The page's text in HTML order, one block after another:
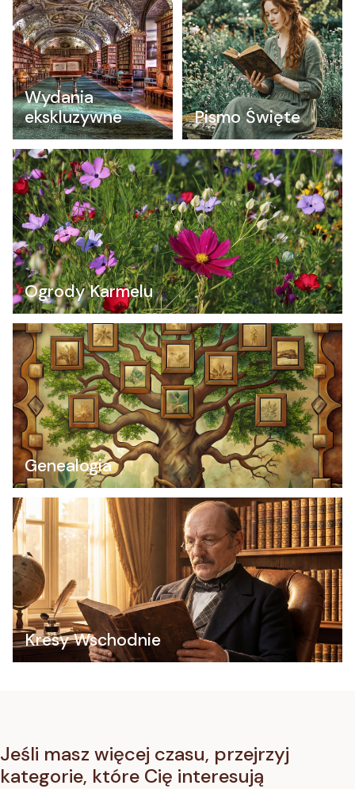
Wydania
ekskluzywne
Pismo Święte
Ogrody Karmelu
Genealogia
Kresy Wschodnie
Jeśli masz więcej czasu, przejrzyj
kategorie, które Cię interesują